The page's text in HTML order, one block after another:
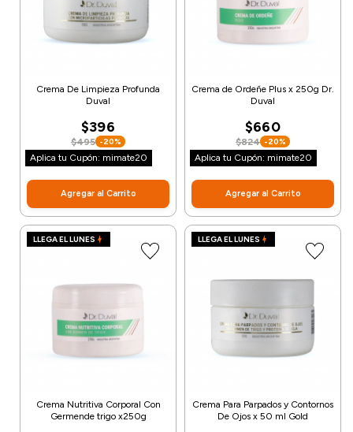
Crema De Limpieza Profunda
Duval
$396
$495 -20%
Aplica tu Cupón: mimate20
Agregar al Carrito
Crema de Ordeñe Plus x 250g Dr.
Duval
$660
$824 -20%
Aplica tu Cupón: mimate20
Agregar al Carrito
LLEGA EL LUNES
Crema Nutritiva Corporal Con
Germende trigo x250g
LLEGA EL LUNES
Crema Para Parpados y Contornos
De Ojos x 50 ml Gold